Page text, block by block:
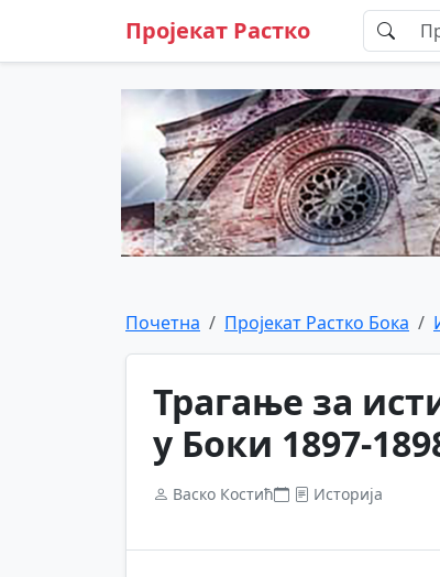
Пројекат Растко
Почетна Пројекат Растко Бока
Трагање за
у Боки 1897-
Васко Костић Историја